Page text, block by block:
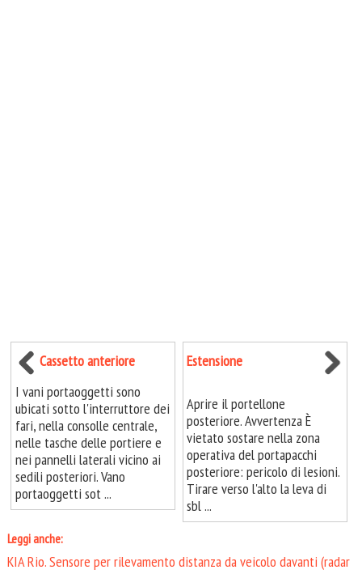
Cassetto anteriore
I vani portaoggetti sono
ubicati sotto l'interruttore dei
fari, nella consolle centrale,
nelle tasche delle portiere e
nei pannelli laterali vicino ai
sedili posteriori. Vano
portaoggetti sot ...
Estensione
Aprire il portellone
posteriore. Avvertenza È
vietato sostare nella zona
operativa del portapacchi
posteriore: pericolo di lesioni.
Tirare verso l'alto la leva di
sbl ...
Leggi anche:
KIA Rio. Sensore per rilevamento distanza da veicolo davanti (radar